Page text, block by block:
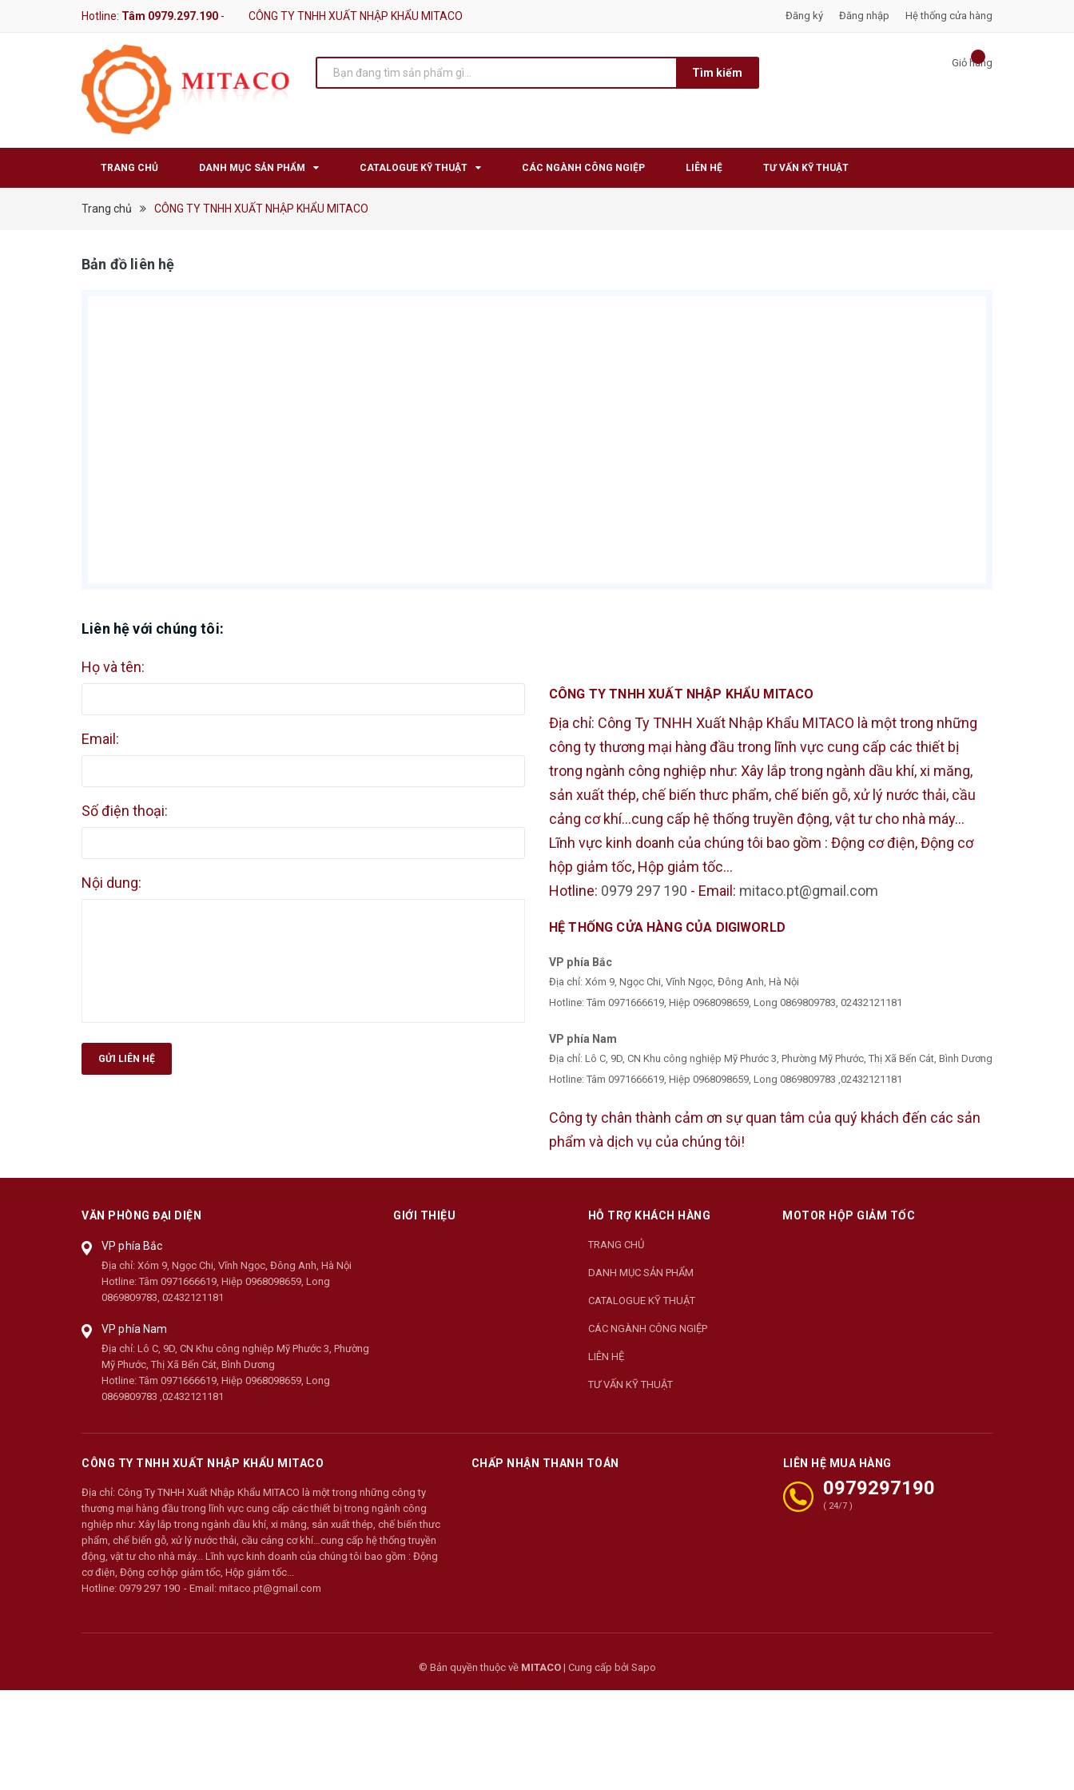
Hotline: Tâm 0979.297.190 - CÔNG TY TNHH XUẤT NHẬP KHẨU MITACO Đăng ký Đăng nhập Hệ thống cửa hàng
Tìm kiếm
Giỏ hàng
TRANG CHỦ DANH MỤC SẢN PHẨM CATALOGUE KỸ THUẬT CÁC NGÀNH CÔNG NGIỆP LIÊN HỆ TƯ VẤN KỸ THUẬT
Trang chủ CÔNG TY TNHH XUẤT NHẬP KHẨU MITACO
Bản đồ liên hệ
Liên hệ với chúng tôi:
Họ và tên:
Email:
Số điện thoại:
Nội dung:
GỬI LIÊN HỆ
CÔNG TY TNHH XUẤT NHẬP KHẨU MITACO
Địa chỉ: Công Ty TNHH Xuất Nhập Khẩu MITACO là một trong những
công ty thương mại hàng đầu trong lĩnh vực cung cấp các thiết bị
trong ngành công nghiệp như: Xây lắp trong ngành dầu khí, xi măng,
sản xuất thép, chế biến thưc phẩm, chế biến gỗ, xử lý nước thải, cầu
cảng cơ khí…cung cấp hệ thống truyền động, vật tư cho nhà máy...
Lĩnh vực kinh doanh của chúng tôi bao gồm : Động cơ điện, Động cơ
hộp giảm tốc, Hộp giảm tốc...
Hotline: 0979 297 190 - Email: mitaco.pt@gmail.com
HỆ THỐNG CỬA HÀNG CỦA DIGIWORLD
VP phía Bắc
Địa chỉ: Xóm 9, Ngọc Chi, Vĩnh Ngọc, Đông Anh, Hà Nội
Hotline: Tâm 0971666619, Hiệp 0968098659, Long 0869809783, 02432121181
VP phía Nam
Địa chỉ: Lô C, 9D, CN Khu công nghiệp Mỹ Phước 3, Phường Mỹ Phước, Thị Xã Bến Cát, Bình Dương
Hotline: Tâm 0971666619, Hiệp 0968098659, Long 0869809783 ,02432121181
Công ty chân thành cảm ơn sự quan tâm của quý khách đến các sản
phẩm và dịch vụ của chúng tôi!
VĂN PHÒNG ĐẠI DIỆN
VP phía Bắc
Địa chỉ: Xóm 9, Ngọc Chi, Vĩnh Ngọc, Đông Anh, Hà Nội
Hotline: Tâm 0971666619, Hiệp 0968098659, Long
0869809783, 02432121181
VP phía Nam
Địa chỉ: Lô C, 9D, CN Khu công nghiệp Mỹ Phước 3, Phường
Mỹ Phước, Thị Xã Bến Cát, Bình Dương
Hotline: Tâm 0971666619, Hiệp 0968098659, Long
0869809783 ,02432121181
GIỚI THIỆU HỖ TRỢ KHÁCH HÀNG
TRANG CHỦ
DANH MỤC SẢN PHẨM
CATALOGUE KỸ THUẬT
CÁC NGÀNH CÔNG NGIỆP
LIÊN HỆ
TƯ VẤN KỸ THUẬT
MOTOR HỘP GIẢM TỐC
CÔNG TY TNHH XUẤT NHẬP KHẨU MITACO
Địa chỉ: Công Ty TNHH Xuất Nhập Khẩu MITACO là một trong những công ty
thương mại hàng đầu trong lĩnh vực cung cấp các thiết bị trong ngành công
nghiệp như: Xây lắp trong ngành dầu khí, xi măng, sản xuất thép, chế biến thưc
phẩm, chế biến gỗ, xử lý nước thải, cầu cảng cơ khí…cung cấp hệ thống truyền
động, vật tư cho nhà máy... Lĩnh vực kinh doanh của chúng tôi bao gồm : Động
cơ điện, Động cơ hộp giảm tốc, Hộp giảm tốc...
Hotline: 0979 297 190 Email: mitaco.pt@gmail.com
CHẤP NHẬN THANH TOÁN LIÊN HỆ MUA HÀNG
0979297190
( 24/7 )
© Bản quyền thuộc về MITACO| Cung cấp bởi Sapo